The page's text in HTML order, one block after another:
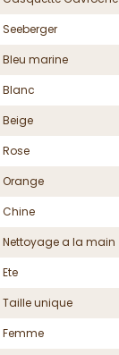
Seeberger
Bleu marine
Blanc
Beige
Rose
Orange
Chine
Nettoyage a la main
Ete
Taille unique
Femme